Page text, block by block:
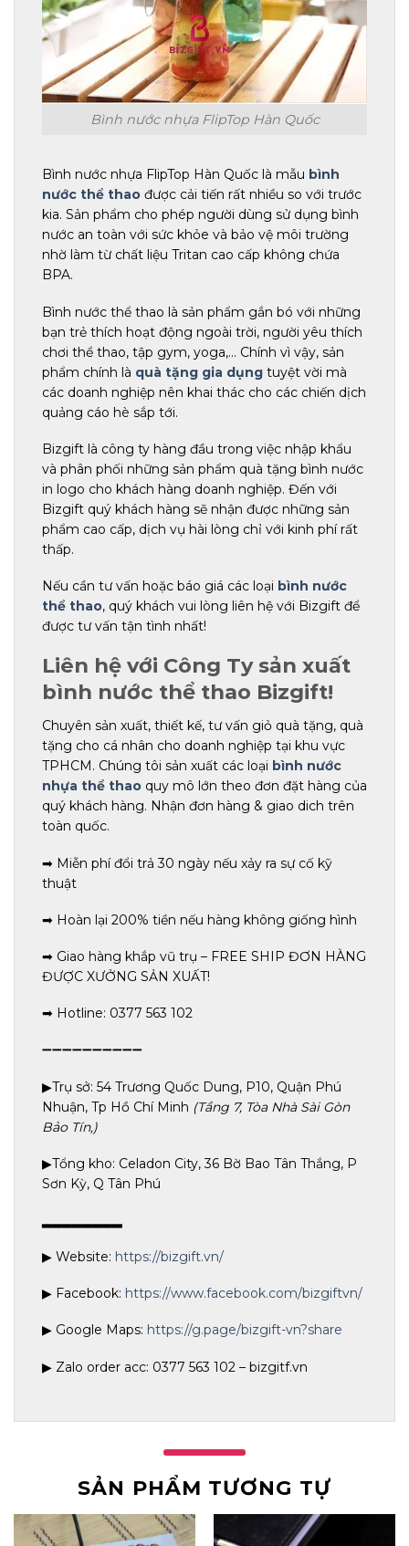
Bình nước nhựa FlipTop Hàn Quốc
Bình nước nhựa FlipTop Hàn Quốc là mẫu bình
nước thể thao được cải tiến rất nhiều so với trước
kia. Sản phẩm cho phép người dùng sử dụng bình
nước an toàn với sức khỏe và bảo vệ môi trường
nhờ làm từ chất liệu Tritan cao cấp không chứa
BPA.
Bình nước thể thao là sản phẩm gắn bó với những
bạn trẻ thích hoạt động ngoài trời, người yêu thích
chơi thể thao, tập gym, yoga,… Chính vì vậy, sản
phẩm chính là quà tặng gia dụng tuyệt vời mà
các doanh nghiệp nên khai thác cho các chiến dịch
quảng cáo hè sắp tới.
Bizgift là công ty hàng đầu trong việc nhập khẩu
và phân phối những sản phẩm quà tặng bình nước
in logo cho khách hàng doanh nghiệp. Đến với
Bizgift quý khách hàng sẽ nhận được những sản
phẩm cao cấp, dịch vụ hài lòng chỉ với kinh phí rất
thấp.
Nếu cần tư vấn hoặc báo giá các loại bình nước
thể thao, quý khách vui lòng liên hệ với Bizgift để
được tư vấn tận tình nhất!
Liên hệ với Công Ty sản xuất
bình nước thể thao Bizgift!
Chuyên sản xuất, thiết kế, tư vấn giỏ quà tặng, quà
tặng cho cá nhân cho doanh nghiệp tại khu vực
TPHCM. Chúng tôi sản xuất các loại bình nước
nhựa thể thao quy mô lớn theo đơn đặt hàng của
quý khách hàng. Nhận đơn hàng & giao dich trên
toàn quốc.
➡ Miễn phí đổi trả 30 ngày nếu xảy ra sự cố kỹ
thuật
➡ Hoàn lại 200% tiền nếu hàng không giống hình
➡ Giao hàng khắp vũ trụ – FREE SHIP ĐƠN HÀNG
ĐƯỢC XƯỞNG SẢN XUẤT!
➡ Hotline: 0377 563 102
➖➖➖➖➖➖➖➖➖➖
▶Trụ sở: 54 Trương Quốc Dung, P10, Quận Phú
Nhuận, Tp Hồ Chí Minh (Tầng 7, Tòa Nhà Sài Gòn
Bảo Tín,)
▶Tổng kho: Celadon City, 36 Bờ Bao Tân Thắng, P
Sơn Kỳ, Q Tân Phú
▂▂▂▂▂▂▂▂
▶ Website: https://bizgift.vn/
▶ Facebook: https://www.facebook.com/bizgiftvn/
▶ Google Maps: https://g.page/bizgift-vn?share
▶ Zalo order acc: 0377 563 102 – bizgitf.vn
SẢN PHẨM TƯƠNG TỰ